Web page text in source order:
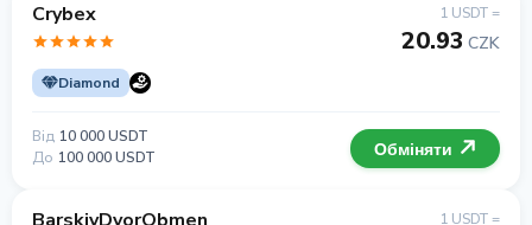
Crybex
Diamond
1 USDT =
20.93 CZK
Від 10 000 USDT
До 100 000 USDT Обміняти
1 USDT =